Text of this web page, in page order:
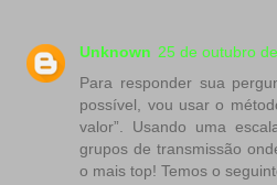
Unknown 25 de outubro
Para responder sua
possível, vou usar o
valor”. Usando uma
grupos de transmissão
o mais top! Temos o